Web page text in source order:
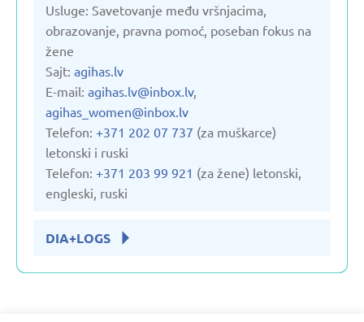
Usluge: Savetovanje među vršnjacima,
obrazovanje, pravna pomoć, poseban fokus na
žene
Sajt: agihas.lv
E-mail: agihas.lv@inbox.lv,
agihas_women@inbox.lv
Telefon: +371 202 07 737 (za muškarce)
letonski i ruski
Telefon: +371 203 99 921 (za žene) letonski,
engleski, ruski
DIA+LOGS